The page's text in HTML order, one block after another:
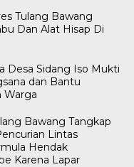
Tulang Bawang
Dan Alat Hisap Di
Desa Sidang Iso Mukti
dan Bantu
Warga
Bawang Tangkap
Lintas
Hendak
Karena Lapar